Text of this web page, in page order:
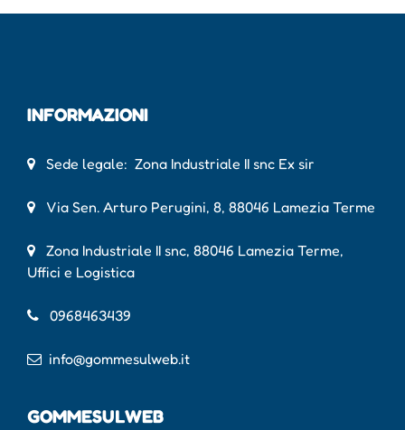
INFORMAZIONI
Sede legale: Zona Industriale II snc Ex sir
Via Sen. Arturo Perugini, 8, 88046 Lamezia Terme
Zona Industriale II snc, 88046 Lamezia Terme,
Uffici e Logistica
0968463439
info@gommesulweb.it
GOMMESULWEB